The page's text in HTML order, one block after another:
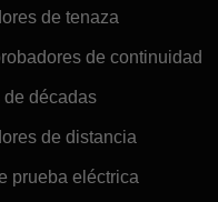
de tenaza
de continuidad
de décadas
de distancia
prueba eléctrica